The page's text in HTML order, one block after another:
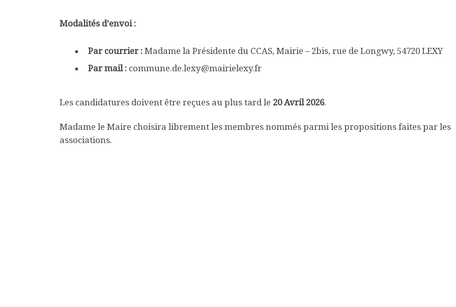
Modalités d’envoi :
Par courrier : Madame la Présidente du CCAS, Mairie – 2bis, rue de Longwy, 54720 LEXY
Par mail : commune.de.lexy@mairielexy.fr
Les candidatures doivent être reçues au plus tard le 20 Avril 2026.
Madame le Maire choisira librement les membres nommés parmi les propositions faites par les
associations.